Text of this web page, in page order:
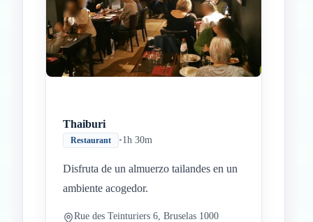
Thaiburi
Restaurant •1h 30m
Disfruta de un almuerzo tailandes en un
ambiente acogedor.
Rue des Teinturiers 6, Bruselas 1000